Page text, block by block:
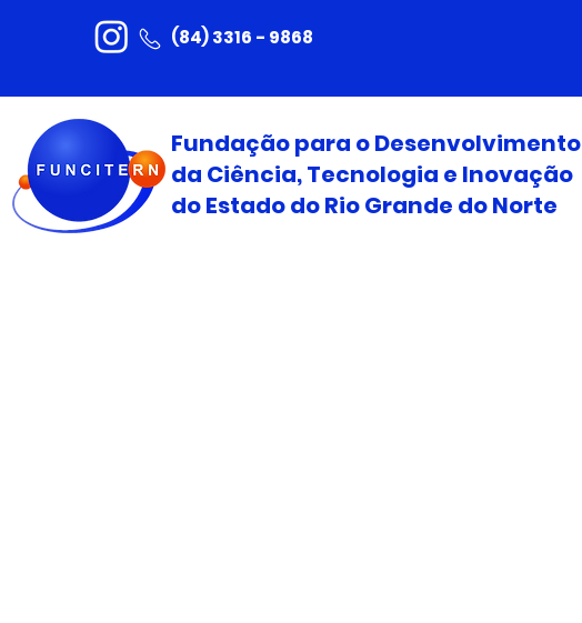
(84) 3316 - 9868
Fundação para o Desenvolvimento
da Ciência, Tecnologia e Inovação
do Estado do Rio Grande do Norte